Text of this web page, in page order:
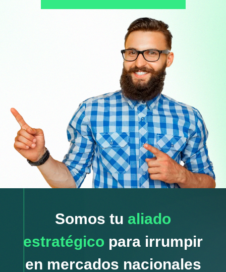
Somos tu aliado
estratégico para irrumpir
en mercados nacionales